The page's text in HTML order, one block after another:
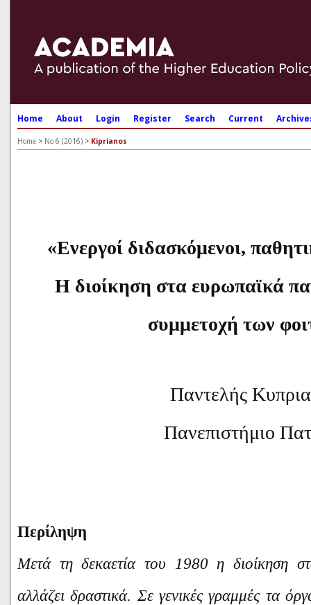
Home About Login Register Search Current
Home > No 6 (2016) > Kiprianos
«Ενεργοί διδασκόμενοι,
H διοίκηση στα ευρωπαϊκά
συμμετοχή των
Παντελής
Πανεπιστήμιο
Περίληψη
Μετά τη δεκαετία του 1980 η διοίκηση
αλλάζει δραστικά. Σε γενικές γραμμές τα